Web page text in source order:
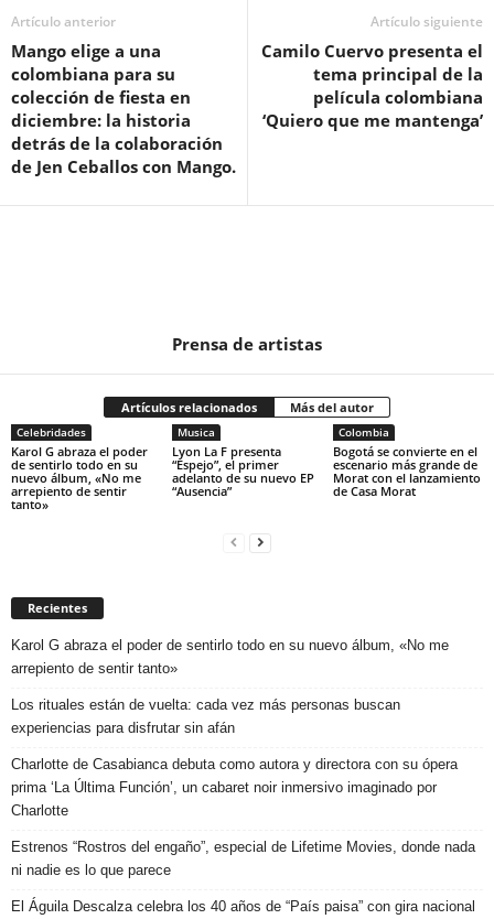
Artículo anterior
Mango elige a una
colombiana para su
colección de fiesta en
diciembre: la historia
detrás de la colaboración
de Jen Ceballos con Mango.
Artículo siguiente
Camilo Cuervo presenta el
tema principal de la
película colombiana
‘Quiero que me mantenga’
Prensa de artistas
Artículos relacionados Más del autor
Celebridades
Karol G abraza el poder
de sentirlo todo en su
nuevo álbum, «No me
arrepiento de sentir
tanto»
Musica
Lyon La F presenta
“Espejo”, el primer
adelanto de su nuevo EP
“Ausencia”
Colombia
Bogotá se convierte en el
escenario más grande de
Morat con el lanzamiento
de Casa Morat
Recientes
Karol G abraza el poder de sentirlo todo en su nuevo álbum, «No me
arrepiento de sentir tanto»
Los rituales están de vuelta: cada vez más personas buscan
experiencias para disfrutar sin afán
Charlotte de Casabianca debuta como autora y directora con su ópera
prima ‘La Última Función’, un cabaret noir inmersivo imaginado por
Charlotte
Estrenos “Rostros del engaño”, especial de Lifetime Movies, donde nada
ni nadie es lo que parece
El Águila Descalza celebra los 40 años de “País paisa” con gira nacional